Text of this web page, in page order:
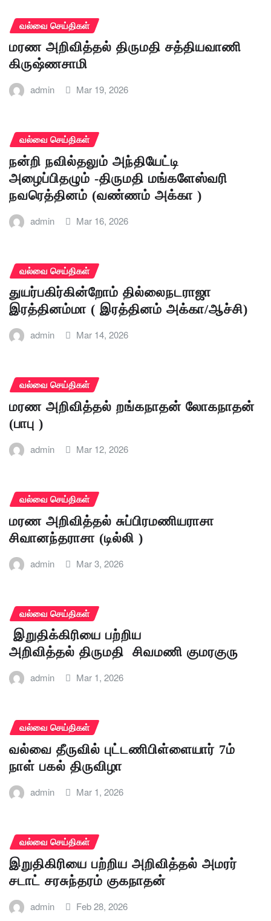
வல்வை செய்திகள்
மரண அறிவித்தல் திருமதி சத்தியவாணி
கிருஷ்ணசாமி
admin Mar 19, 2026
வல்வை செய்திகள்
நன்றி நவில்தலும் அந்தியேட்டி
அழைப்பிதழும் -திருமதி மங்களேஸ்வரி
நவரெத்தினம் (வண்ணம் அக்கா )
admin Mar 16, 2026
வல்வை செய்திகள்
துயர்பகிர்கின்றோம் தில்லைநடராஜா
இரத்தினம்மா ( இரத்தினம் அக்கா/ஆச்சி)
admin Mar 14, 2026
வல்வை செய்திகள்
மரண அறிவித்தல் றங்கநாதன் லோகநாதன்
(பாபு )
admin Mar 12, 2026
வல்வை செய்திகள்
மரண அறிவித்தல் சுப்பிரமணியராசா
சிவானந்தராசா (டில்லி )
admin Mar 3, 2026
வல்வை செய்திகள்
இறுதிக்கிரியை பற்றிய
அறிவித்தல் திருமதி சிவமணி குமரகுரு
admin Mar 1, 2026
வல்வை செய்திகள்
வல்வை தீருவில் புட்டணிபிள்ளையார் 7ம்
நாள் பகல் திருவிழா
admin Mar 1, 2026
வல்வை செய்திகள்
இறுதிகிரியை பற்றிய அறிவித்தல் அமரர்
சடாட் சரசுந்தரம் குகநாதன்
admin Feb 28, 2026